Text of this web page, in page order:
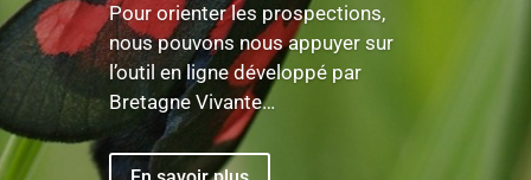
Pour orienter les prospections,
nous pouvons nous appuyer sur
l’outil en ligne développé par
Bretagne Vivante…